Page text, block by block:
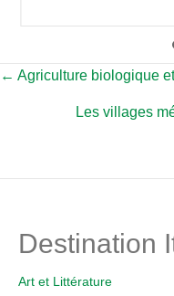
Posts
navigation
← Agriculture biologique
Les villages
Destination
Art et Littérature